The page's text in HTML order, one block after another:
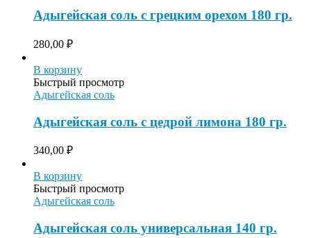
Адыгейская соль с грецким орехом 180 гр.
280,00 ₽
В корзину
Быстрый просмотр
Адыгейская соль
Адыгейская соль с цедрой лимона 180 гр.
340,00 ₽
В корзину
Быстрый просмотр
Адыгейская соль
Адыгейская соль универсальная 140 гр.